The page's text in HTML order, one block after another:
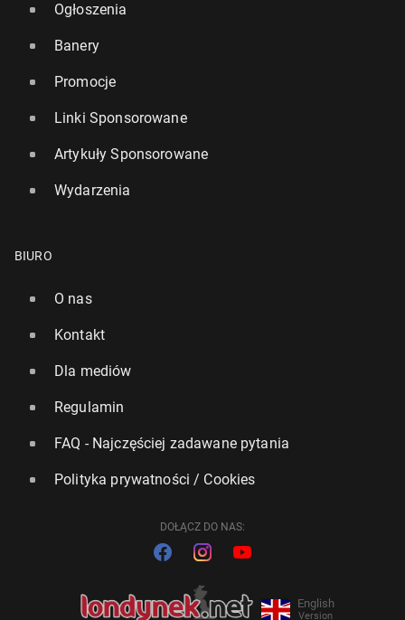
Ogłoszenia
Banery
Promocje
Linki Sponsorowane
Artykuły Sponsorowane
Wydarzenia
BIURO
O nas
Kontakt
Dla mediów
Regulamin
FAQ - Najczęściej zadawane pytania
Polityka prywatności / Cookies
DOŁĄCZ DO NAS:
English
Version